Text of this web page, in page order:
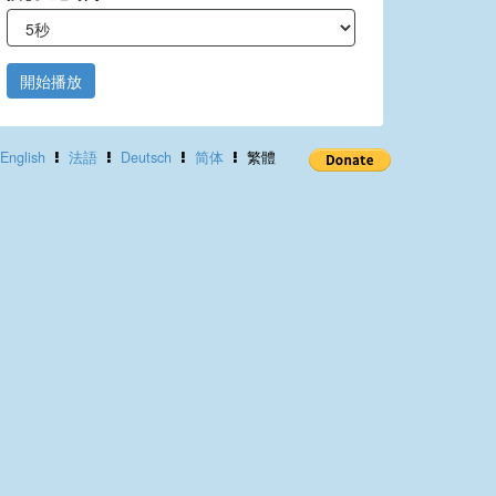
開始播放
English 法語 Deutsch 简体 繁體